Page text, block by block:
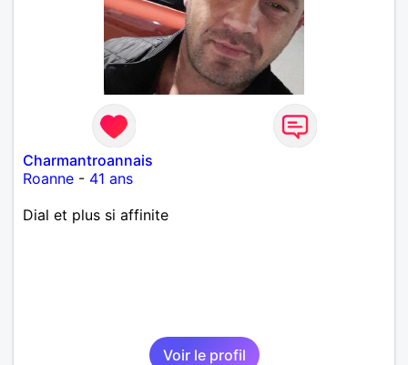
Charmantroannais
Roanne - 41 ans
Dial et plus si affinite
Voir le profil